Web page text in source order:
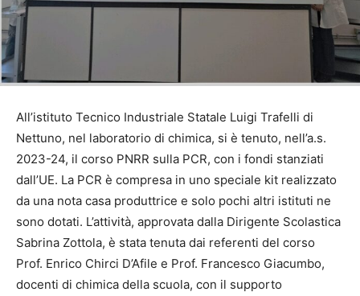
All’istituto Tecnico Industriale Statale Luigi Trafelli di
Nettuno, nel laboratorio di chimica, si è tenuto, nell’a.s.
2023-24, il corso PNRR sulla PCR, con i fondi stanziati
dall’UE. La PCR è compresa in uno speciale kit realizzato
da una nota casa produttrice e solo pochi altri istituti ne
sono dotati. L’attività, approvata dalla Dirigente Scolastica
Sabrina Zottola, è stata tenuta dai referenti del corso
Prof. Enrico Chirci D’Afile e Prof. Francesco Giacumbo,
docenti di chimica della scuola, con il supporto